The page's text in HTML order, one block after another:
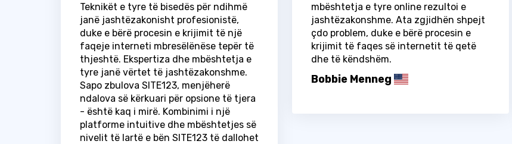
Teknikët e tyre të bisedës për ndihmë
janë jashtëzakonisht profesionistë,
duke e bërë procesin e krijimit të një
faqeje interneti mbresëlënëse tepër të
thjeshtë. Ekspertiza dhe mbështetja e
tyre janë vërtet të jashtëzakonshme.
Sapo zbulova SITE123, menjëherë
ndalova së kërkuari për opsione të tjera
- është kaq i mirë. Kombinimi i një
platforme intuitive dhe mbështetjes së
nivelit të lartë e bën SITE123 të dallohet
mbështetja e tyre online rezultoi e
jashtëzakonshme. Ata zgjidhën shpejt
çdo problem, duke e bërë procesin e
krijimit të faqes së internetit të qetë
dhe të këndshëm.
Bobbie Menneg